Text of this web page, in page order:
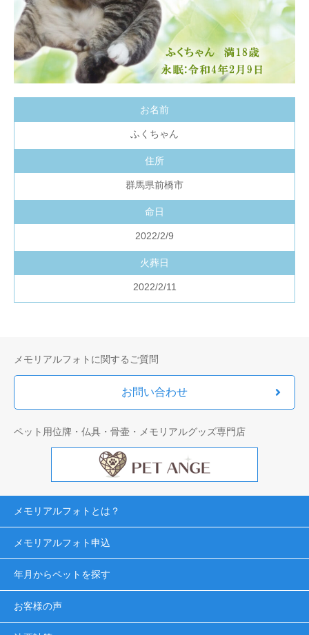
お名前
ふくちゃん
住所
群馬県前橋市
命日
2022/2/9
火葬日
2022/2/11
メモリアルフォトに関するご質問
お問い合わせ
ペット用位牌・仏具・骨壷・メモリアルグッズ専門店
メモリアルフォトとは？
メモリアルフォト申込
年月からペットを探す
お客様の声